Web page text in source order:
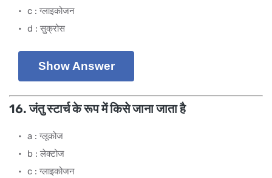
c : ग्लाइकोजन
d : सुक्रोस
Show Answer
16. जंतु स्टार्च के रूप में किसे जाना जाता है
a : ग्लूकोज
b : लेक्टोज
c : ग्लाइकोजन